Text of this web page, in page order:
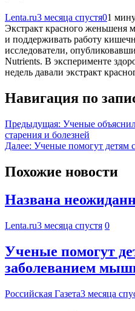
Lenta.ru3 месяца спустя01
Экстракт красного женьшеня
и поддерживать работу
исследователи,
Nutrients. В эксперименте
недель давали экстракт
Навигация по
Предыдущая: Ученые
старения и болезней
Далее: Ученые помогут детям
Похожие новости
Названа
Lenta.ru3 месяца спустя 0
Ученые помогут
заболеванием
Российская Газета3 месяца